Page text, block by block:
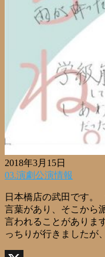
2018年3月15日
03.演劇公演情報
日本橋店の武田です。
言葉があり、そこから
言われることがありま
っちりが行きましたが